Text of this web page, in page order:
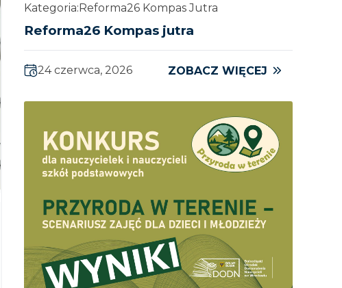
Kategoria:Reforma26 Kompas Jutra
Reforma26 Kompas jutra
24 czerwca, 2026 ZOBACZ WIĘCEJ